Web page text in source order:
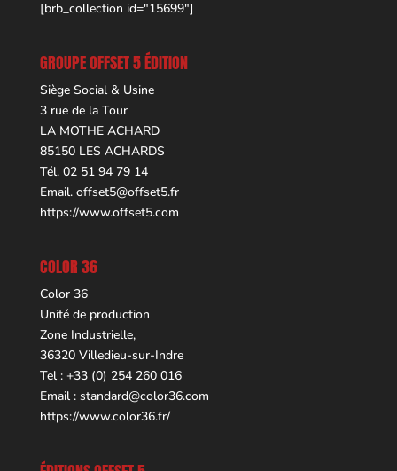
[brb_collection id="15699"]
GROUPE OFFSET 5 ÉDITION
Siège Social & Usine
3 rue de la Tour
LA MOTHE ACHARD
85150 LES ACHARDS
Tél. 02 51 94 79 14
Email. offset5@offset5.fr
https://www.offset5.com
COLOR 36
Color 36
Unité de production
Zone Industrielle,
36320 Villedieu-sur-Indre
Tel : +33 (0) 254 260 016
Email : standard@color36.com
https://www.color36.fr/